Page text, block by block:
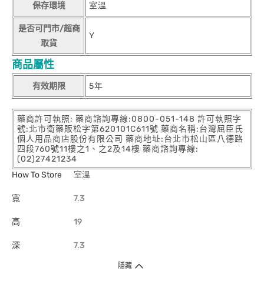
保存環境 室溫
是否可門市/超商
取貨
Y
商品屬性
有效期限 5年
藥商許可執照: 藥商諮詢專線:0800-051-148 許可執照字
號:北市衛藥販松字第620101C611號 藥商名稱:台灣屈臣氏
個人用品商店股份有限公司 藥商地址:台北市松山區八德路
四段760號11樓之1、之2及14樓 藥商諮詢專線:
(02)27421234
How To Store
室溫
寬 7.3
高 19
深 7.3
隱藏